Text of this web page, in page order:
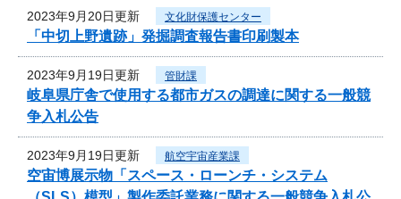
2023年9月20日更新 文化財保護センター
「中切上野遺跡」発掘調査報告書印刷製本
2023年9月19日更新 管財課
岐阜県庁舎で使用する都市ガスの調達に関する一般競
争入札公告
2023年9月19日更新 航空宇宙産業課
空宙博展示物「スペース・ローンチ・システム